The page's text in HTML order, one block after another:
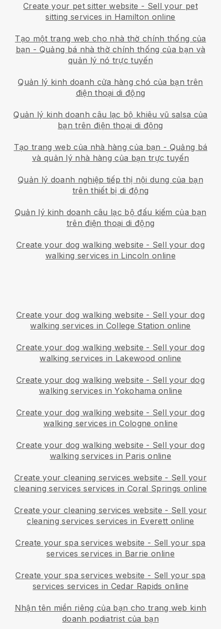
Create your pet sitter website - Sell your pet
sitting services in Hamilton online
Tạo một trang web cho nhà thờ chính thống của
bạn - Quảng bá nhà thờ chính thống của bạn và
quản lý nó trực tuyến
Quản lý kinh doanh cửa hàng chó của bạn trên
điện thoại di động
Quản lý kinh doanh câu lạc bộ khiêu vũ salsa của
bạn trên điện thoại di động
Tạo trang web của nhà hàng của bạn - Quảng bá
và quản lý nhà hàng của bạn trực tuyến
Quản lý doanh nghiệp tiếp thị nội dung của bạn
trên thiết bị di động
Quản lý kinh doanh câu lạc bộ đấu kiếm của bạn
trên điện thoại di động
Create your dog walking website - Sell your dog
walking services in Lincoln online
Create your dog walking website - Sell your dog
walking services in College Station online
Create your dog walking website - Sell your dog
walking services in Lakewood online
Create your dog walking website - Sell your dog
walking services in Yokohama online
Create your dog walking website - Sell your dog
walking services in Cologne online
Create your dog walking website - Sell your dog
walking services in Paris online
Create your cleaning services website - Sell your
cleaning services services in Coral Springs online
Create your cleaning services website - Sell your
cleaning services services in Everett online
Create your spa services website - Sell your spa
services services in Barrie online
Create your spa services website - Sell your spa
services services in Cedar Rapids online
Nhận tên miền riêng của bạn cho trang web kinh
doanh podiatrist của bạn